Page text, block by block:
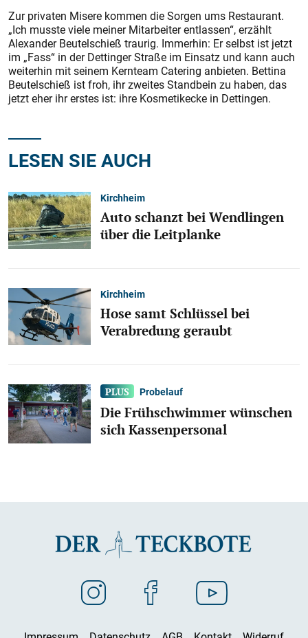
Zur privaten Misere kommen die Sorgen ums Restaurant.
„Ich musste viele meiner Mitarbeiter entlassen“, erzählt
Alexander Beutelschieß traurig. Immerhin: Er selbst ist jetzt
im „Fass“ in der Dettinger Straße im Einsatz und kann auch
weiterhin mit seinem Kernteam Catering anbieten. Bettina
Beutelschieß ist froh, ihr zweites Standbein zu haben, das
jetzt eher ihr erstes ist: ihre Kosmetikecke in Dettingen.
LESEN SIE AUCH
Kirchheim
Auto schanzt bei Wendlingen
über die Leitplanke
Kirchheim
Hose samt Schlüssel bei
Verabredung geraubt
Probelauf
Die Frühschwimmer wünschen
sich Kassenpersonal